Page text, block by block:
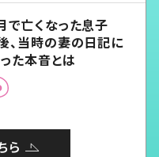
で亡くなった息子
、当時の妻の日記に
た本音とは
ら